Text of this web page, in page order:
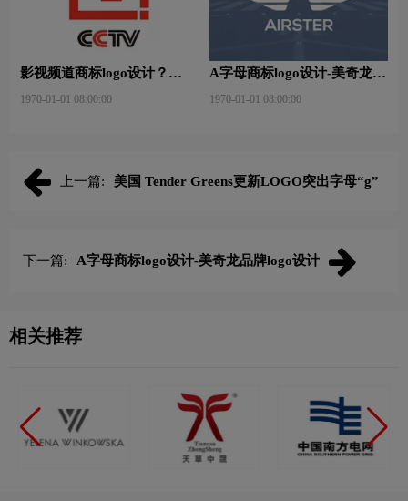
影视频道商标logo设计？
logo设计
1970-01-01 08:00:00
A字母商标logo设计-美奇龙品
1970-01-01 08:00:00
上一篇: 美国 Tender Greens更新LOGO突出字母“g”
下一篇: A字母商标logo设计-美奇龙品牌logo设计
相关推荐